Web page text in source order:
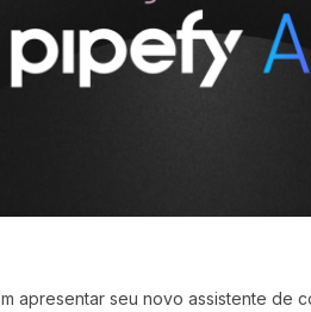
apresentar seu novo assistente de